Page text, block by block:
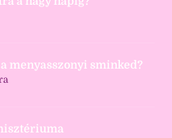
menyasszonyi sminked?